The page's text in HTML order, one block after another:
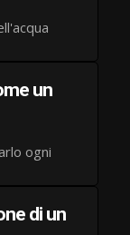
un
di un